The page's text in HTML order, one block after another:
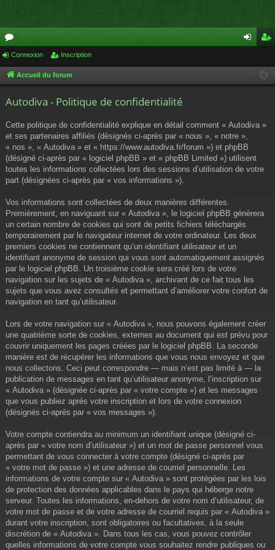
or
u cri
Connexion Inscription
Accueil du forum
Autodiva - Politique de confidentialité
Cette politique de confidentialité explique en détail comment « Autodiva »
et ses partenaires affiliés (désignés ci-après par « nous », « notre »,
« nos », « Autodiva » et « https://www.autodiva.fr/forum ») et phpBB
(désigné ci-après par « logiciel phpBB » et « phpBB Limited ») utilisent
toutes les informations collectées lors des sessions d’utilisation de votre
part (désignées ci-après par « vos informations »).
Vos informations sont collectées de deux manières différentes.
Premièrement, en naviguant sur « Autodiva », le logiciel phpBB génèrera
un certain nombre de cookies qui sont de petits fichiers téléchargés
temporairement par le navigateur internet de votre ordinateur. Les deux
premiers cookies ne contiennent qu’un identifiant utilisateur et un
identifiant anonyme de session qui vous sont automatiquement assignés
par le logiciel phpBB. Un troisième cookie sera créé lors de votre
navigation sur les sujets de « Autodiva », archivant de ce fait tous les
sujets que vous avez consultés et permettant d’améliorer votre confort de
navigation en tant qu’utilisateur.
Lors de votre navigation sur « Autodiva », nous pouvons également créer
une quatrième sorte de cookies, externes au document qui est prévu pour
couvrir uniquement les pages créées par le logiciel phpBB. La seconde
manière est de récupérer les informations que vous nous envoyez et que
nous collectons. Ceci peut correspondre — mais n’est pas limité à — la
publication de messages en tant qu’utilisateur anonyme, l’inscription sur
« Autodiva » (désignée ci-après par « votre compte ») et les messages
que vous publiez après votre inscription et lors de votre connexion
(désignés ci-après par « vos messages »).
Votre compte contiendra au minimum un identifiant unique (désigné ci-
après par « votre nom d’utilisateur ») et un mot de passe personnel vous
permettant de vous connecter à votre compte (désigné ci-après par
« votre mot de passe ») et une adresse de courriel personnelle. Les
informations de votre compte sur « Autodiva » sont protégées par les lois
de protection des données applicables dans le pays qui héberge notre
serveur. Toutes les informations, en-dehors de votre nom d’utilisateur, de
votre mot de passe et de votre adresse de courriel requis par « Autodiva »
durant votre inscription, sont obligatoires ou facultatives, à la seule
discrétion de « Autodiva ». Dans tous les cas, vous pouvez contrôler
quelles informations de votre compte vous souhaitez rendre publiques ou